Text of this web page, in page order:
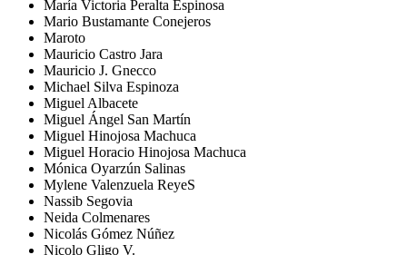
María Victoria Peralta Espinosa
Mario Bustamante Conejeros
Maroto
Mauricio Castro Jara
Mauricio J. Gnecco
Michael Silva Espinoza
Miguel Albacete
Miguel Ángel San Martín
Miguel Hinojosa Machuca
Miguel Horacio Hinojosa Machuca
Mónica Oyarzún Salinas
Mylene Valenzuela ReyeS
Nassib Segovia
Neida Colmenares
Nicolás Gómez Núñez
Nicolo Gligo V.